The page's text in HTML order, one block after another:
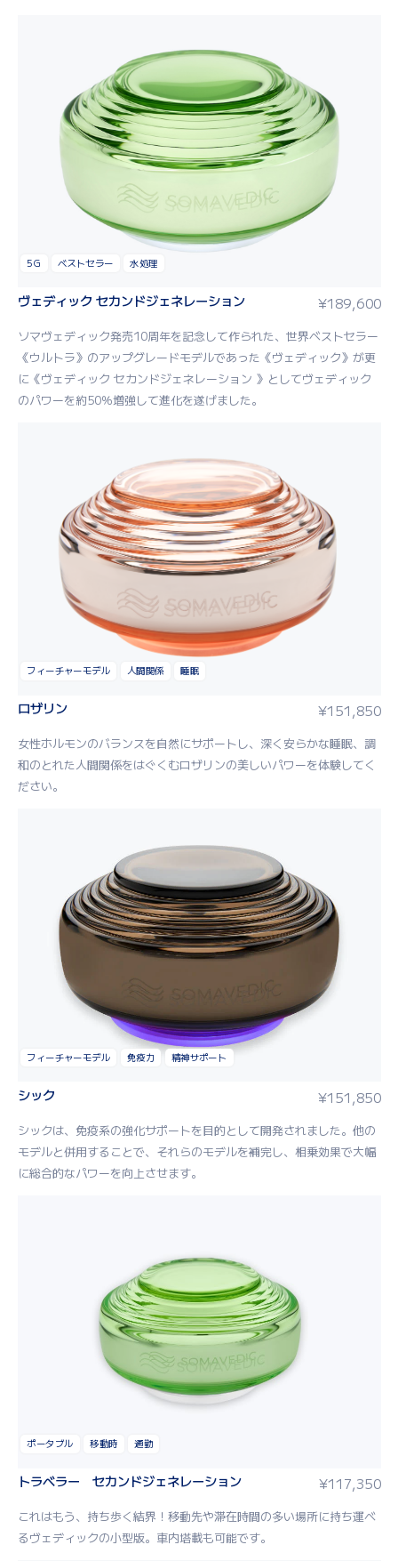
5G ベストセラー 水処理
ヴェディック セカンドジェネレーション ¥189,600
ソマヴェディック発売10周年を記念して作られた、世界ベストセラー
《ウルトラ》のアップグレードモデルであった《ヴェディック》が更
に《ヴェディック セカンドジェネレーション 》としてヴェディック
のパワーを約50％増強して進化を遂げました。
フィーチャーモデル 人間関係 睡眠
ロザリン ¥151,850
女性ホルモンのバランスを自然にサポートし、深く安らかな睡眠、調
和のとれた人間関係をはぐくむロザリンの美しいパワーを体験してく
ださい。
フィーチャーモデル 免疫力 精神サポート
シック ¥151,850
シックは、免疫系の強化サポートを目的として開発されました。他の
モデルと併用することで、それらのモデルを補完し、相乗効果で大幅
に総合的なパワーを向上させます。
ポータブル 移動時 通勤
トラベラー セカンドジェネレーション ¥117,350
これはもう、持ち歩く結界！移動先や滞在時間の多い場所に持ち運べ
るヴェディックの小型版。車内塔載も可能です。